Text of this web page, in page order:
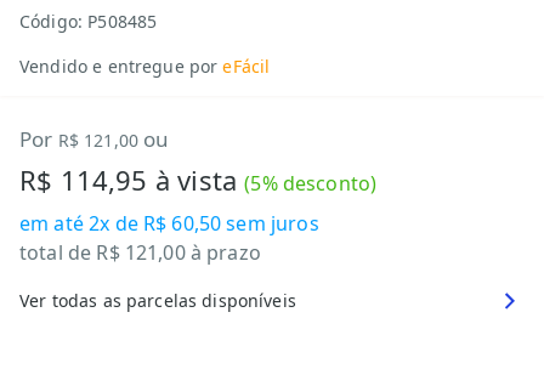
Código: P508485
Vendido e entregue por eFácil
Por R$ 121,00 ou
R$ 114,95 à vista(5% desconto)
em até2x de R$ 60,50sem juros
total de R$ 121,00à prazo
Ver todas as parcelas disponíveis